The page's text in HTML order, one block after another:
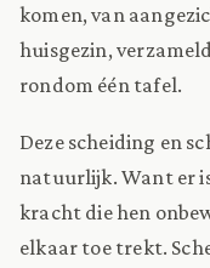
komen, van
huisgezin,
rondom één tafel.
Deze scheiding en
natuurlijk. Want er
kracht die hen
elkaar toe trekt.